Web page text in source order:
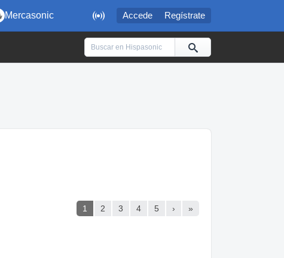
 Accede Regístrate
Mercasonic
1 2 3 4 5 › »